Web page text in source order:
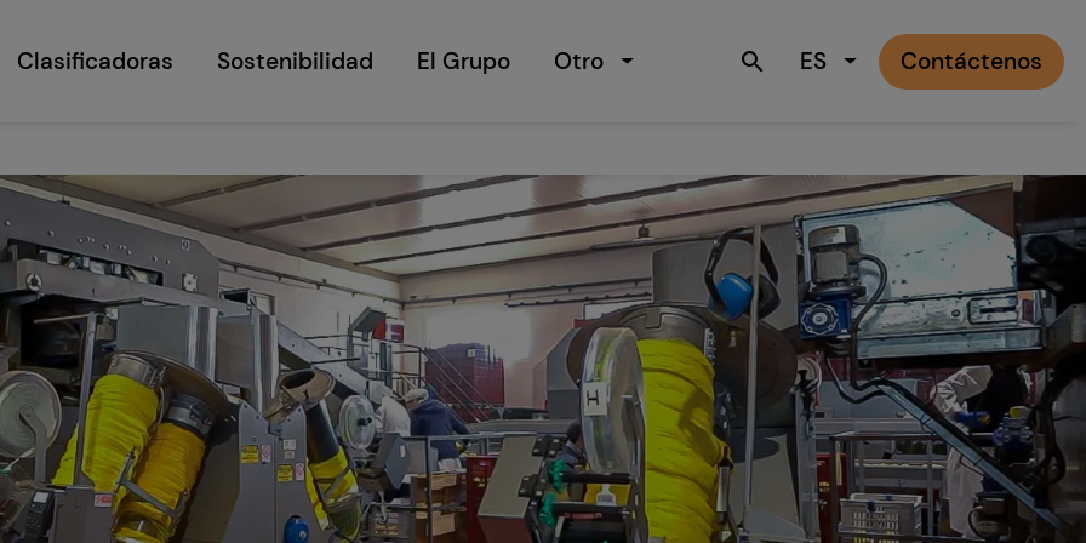
Clasificadoras Sostenibilidad El Grupo Otro search ES Contáctenos